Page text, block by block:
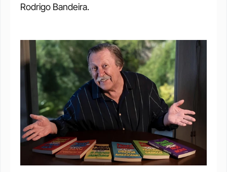
Rodrigo Bandeira.